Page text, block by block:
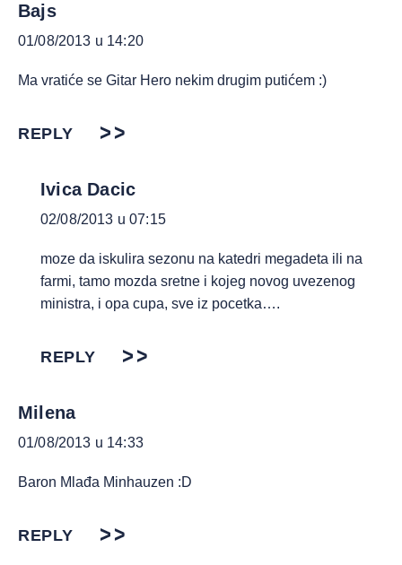
Bajs
01/08/2013 u 14:20
Ma vratiće se Gitar Hero nekim drugim putićem :)
REPLY
Ivica Dacic
02/08/2013 u 07:15
moze da iskulira sezonu na katedri megadeta ili na
farmi, tamo mozda sretne i kojeg novog uvezenog
ministra, i opa cupa, sve iz pocetka….
REPLY
Milena
01/08/2013 u 14:33
Baron Mlađa Minhauzen :D
REPLY